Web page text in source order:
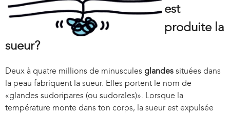
est
produite la
sueur?
Deux à quatre millions de minuscules glandes situées dans
la peau fabriquent la sueur. Elles portent le nom de
«glandes sudoripares (ou sudorales)». Lorsque la
température monte dans ton corps, la sueur est expulsée